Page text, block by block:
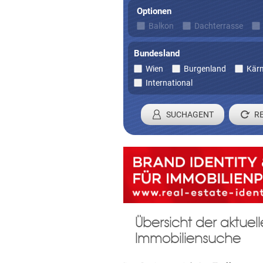
Optionen
Balkon Dachterrasse
Bundesland
Wien Burgenland
International
SUCHAGENT
Registrieren
Damit wir ihre Anfrage
Übersicht der
Immobiliensuche